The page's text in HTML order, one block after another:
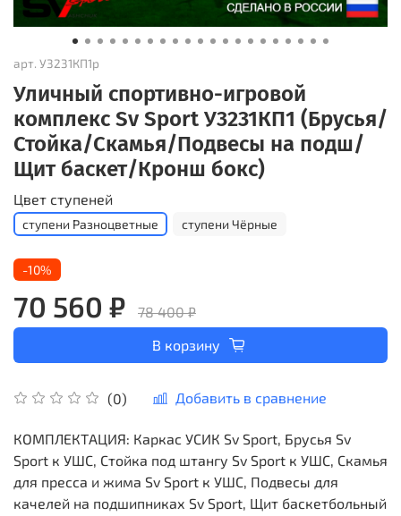
арт. У3231КП1р
Уличный спортивно-игровой
комплекс Sv Sport У3231КП1 (Брусья/
Стойка/Скамья/Подвесы на подш/
Щит баскет/Кронш бокс)
(0) Добавить в сравнение
Цвет ступеней
ступени Разноцветные ступени Чёрные
-10%
70 560 ₽
78 400 ₽
В корзину
КОМПЛЕКТАЦИЯ: Каркас УСИК Sv Sport, Брусья Sv
Sport к УШС, Стойка под штангу Sv Sport к УШС, Скамья
для пресса и жима Sv Sport к УШС, Подвесы для
качелей на подшипниках Sv Sport, Щит баскетбольный